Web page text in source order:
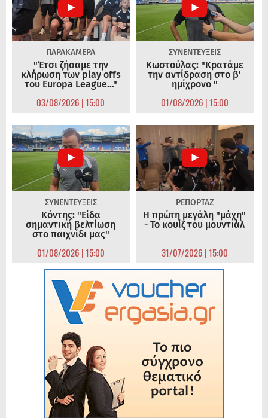
ΠΑΡΑΚΑΜΕΡΑ
"Έτσι ζήσαμε την
κλήρωση των play offs
του Europa League..."
03/08/2026 | 15:00
ΣΥΝΕΝΤΕΥΞΕΙΣ
Κωστούλας: "Κρατάμε
την αντίδραση στο β'
ημίχρονο "
01/08/2026 | 15:00
ΣΥΝΕΝΤΕΥΞΕΙΣ
Κόντης: "Είδα
σημαντική βελτίωση
στο παιχνίδι μας"
01/08/2026 | 15:00
ΡΕΠΟΡΤΑΖ
Η πρώτη μεγάλη "μάχη"
- Το κουίζ του μουντιάλ
31/07/2026 | 15:00